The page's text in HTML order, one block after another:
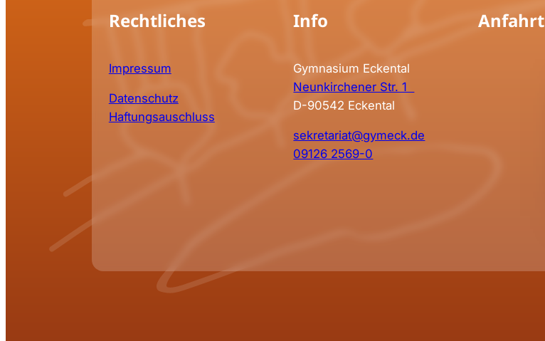
Rechtliches
Impressum
Datenschutz
Haftungsauschluss
Info
Gymnasium Eckental
Neunkirchener Str. 1
D-90542 Eckental
sekretariat@gymeck.de
09126 2569-0
Anfahrt